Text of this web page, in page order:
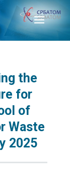
the
for
of
Waste
2025